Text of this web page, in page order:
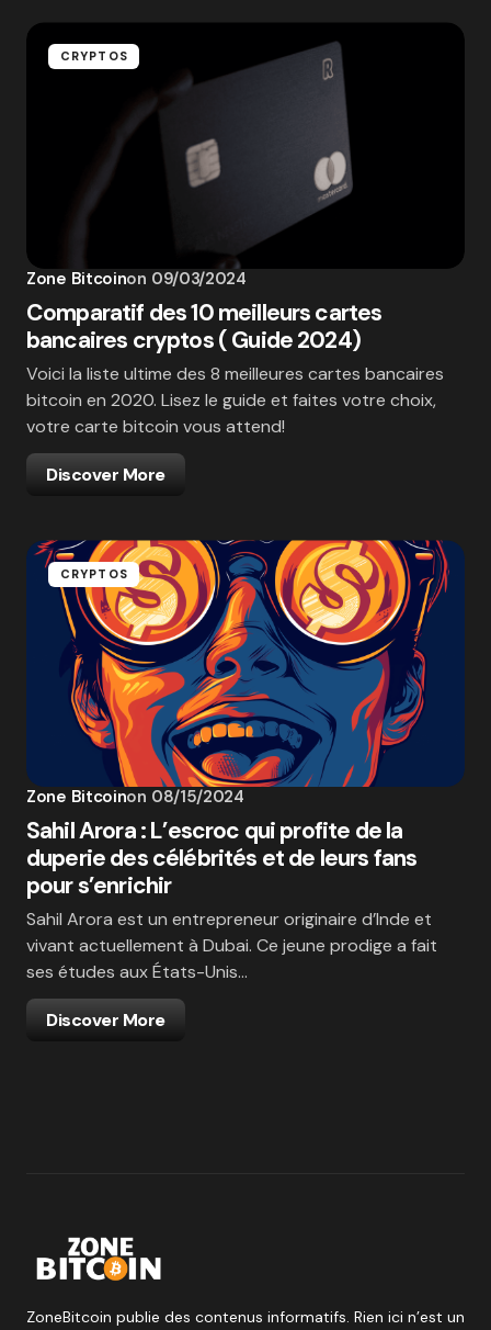
CRYPTOS
Zone Bitcoinon 09/03/2024
Comparatif des 10 meilleurs cartes
bancaires cryptos ( Guide 2024)
Voici la liste ultime des 8 meilleures cartes bancaires
bitcoin en 2020. Lisez le guide et faites votre choix,
votre carte bitcoin vous attend!
Discover More
CRYPTOS
Zone Bitcoinon 08/15/2024
Sahil Arora : L’escroc qui profite de la
duperie des célébrités et de leurs fans
pour s’enrichir
Sahil Arora est un entrepreneur originaire d’Inde et
vivant actuellement à Dubai. Ce jeune prodige a fait
ses études aux États-Unis…
Discover More
ZoneBitcoin publie des contenus informatifs. Rien ici n’est un